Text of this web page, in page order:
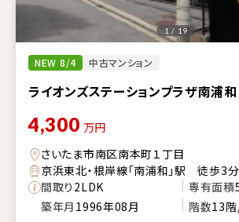
NEW 8/4 中古マンション
ライオンズステーションプラザ南浦和
1 / 19
4,300 万円
さいたま市南区南本町１丁目
京浜東北・根岸線「南浦和」駅 徒歩3分
間取り2LDK 専有面積
築年月 1996年08月 階数13